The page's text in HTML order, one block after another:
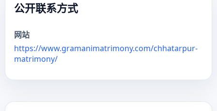
公开联系方式
网站
https://www.gramanimatrimony.com/chhatarpur-
matrimony/